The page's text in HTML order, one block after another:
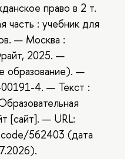
право в 2 т.
часть : учебник для
— Москва :
2025. —
образование). —
4. — Текст :
[сайт]. — URL:
562403 (дата